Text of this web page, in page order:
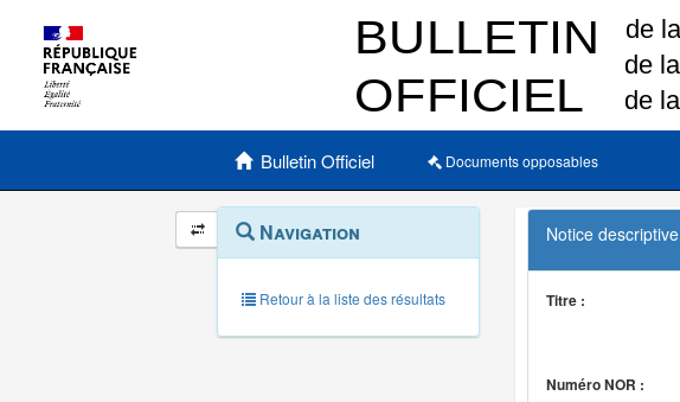
Menu principal
Bulletin Officiel Documents opposables
Navigation
et
outils
annexes
Menu
contextuel
Navigation
Retour à la liste des résultats
Notice descriptive
Titre :
Numéro NOR :